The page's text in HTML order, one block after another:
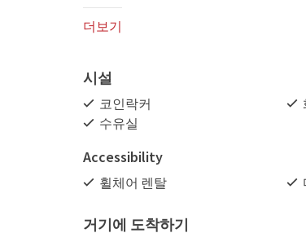
더보기
시설
코인락커
수유실
Accessibility
휠체어 렌탈
거기에 도착하기